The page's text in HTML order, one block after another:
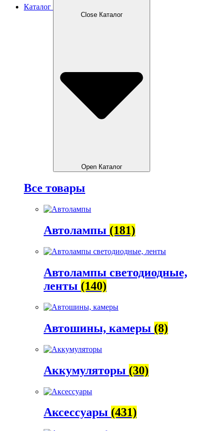
Каталог
Close Каталог
Open Каталог
Все товары
Автолампы (181)
Автолампы светодиодные,
ленты (140)
Автошины, камеры (8)
Аккумуляторы (30)
Аксессуары (431)